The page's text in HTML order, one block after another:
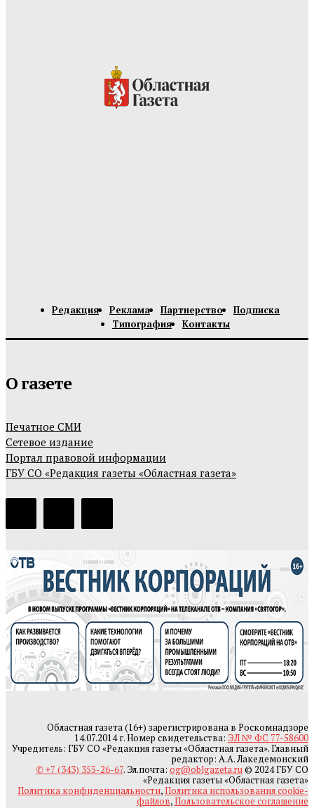
Редакция Реклама Партнерство
Подписка
Типография
Контакты
О газете
Печатное СМИ
Сетевое издание
Портал правовой информации
ГБУ СО «Редакция газеты «Областная газета»
Областная газета (16+) зарегистрирована в Роскомнадзоре
14.07.2014 г. Номер свидетельства: ЭЛ № ФС 77-58600
Учредитель: ГБУ СО «Редакция газеты «Областная газета». Главный
редактор: А.А. Лакедемонский
✆ +7 (343) 355-26-67. Эл.почта: og@oblgazeta.ru© 2024 ГБУ СО
«Редакция газеты «Областная газета»
Политика конфиденциальности,Политика использования cookie-
файлов,Пользовательское соглашение